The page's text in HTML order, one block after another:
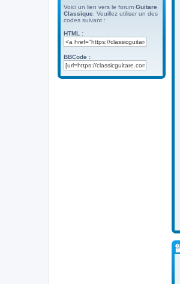
Voici un lien vers le forum Guitare
Classique . Veuillez utiliser un des
codes suivant :
HTML :
BBCode :